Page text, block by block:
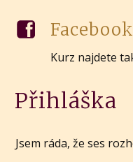
Kurz najdete
Přihláška
Jsem ráda, že ses